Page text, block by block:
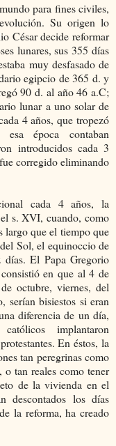
para fines civiles,
Su origen lo
César decide reformar
lunares, sus 355 días
muy desfasado de
egipcio de 365 d. y
90 d. al año 46 a.C;
lunar a uno solar de
4 años, que tropezó
época contaban
introducidos cada 3
corregido eliminando
cada 4 años, la
s. XVI, cuando, como
largo que el tiempo que
Sol, el equinoccio de
días. El Papa Gregorio
en que al 4 de
octubre, viernes, del
serían bisiestos si eran
diferencia de un día,
implantaron
En éstos, la
tan peregrinas como
o tan reales como tener
de la vivienda en el
descontados los días
la reforma, ha creado